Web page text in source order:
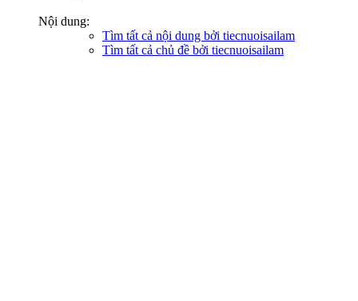
Nội dung:
Tìm tất cả nội dung bởi tiecnuoisailam
Tìm tất cả chủ đề bởi tiecnuoisailam